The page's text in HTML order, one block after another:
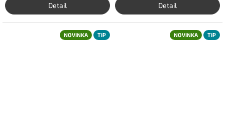
Detail Detail
NOVINKA TIP NOVINKA TIP